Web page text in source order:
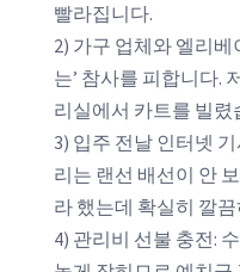
빨라집니다.
2) 가구 업체와 엘리베
는’ 참사를 피합니다.
리실에서 카트를 빌렸
3) 입주 전날 인터넷
리는 랜선 배선이 안
라 했는데 확실히 깔
4) 관리비 선불 충전: